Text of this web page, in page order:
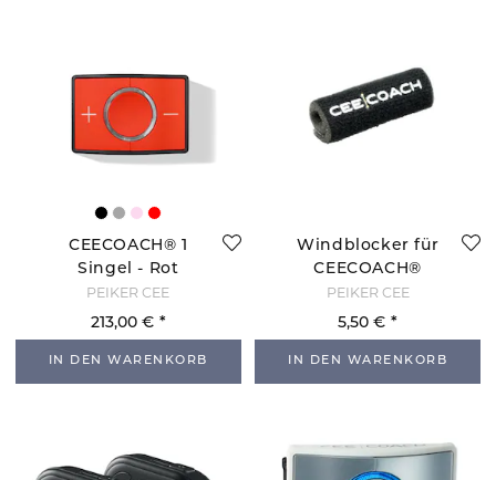
CEECOACH® 1
Singel - Rot
PEIKER CEE
213,00 €
IN DEN WARENKORB
Windblocker für
CEECOACH®
PEIKER CEE
5,50 €
IN DEN WARENKORB